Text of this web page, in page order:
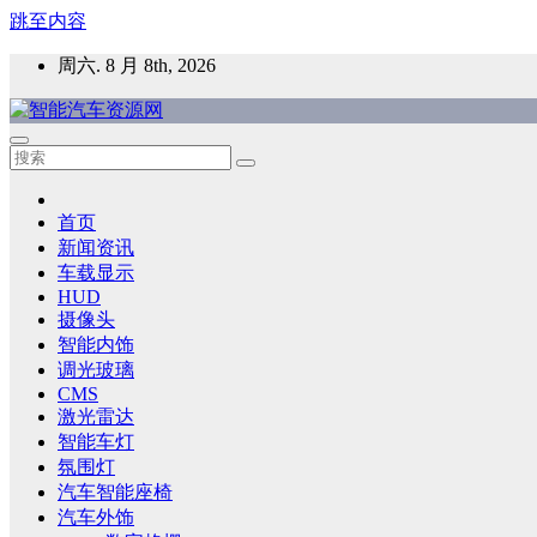
跳至内容
周六. 8 月 8th, 2026
智能汽车资源网
智能表面，智能内饰，新能源汽车，HMI，人车交互，智能车
首页
新闻资讯
车载显示
HUD
摄像头
智能内饰
调光玻璃
CMS
激光雷达
智能车灯
氛围灯
汽车智能座椅
汽车外饰